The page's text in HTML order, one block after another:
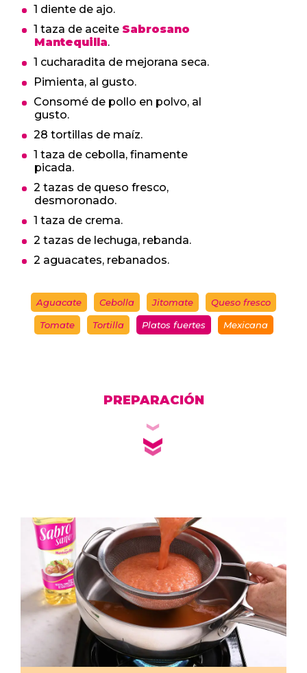
1 diente de ajo.
1 taza de aceite Sabrosano
Mantequilla.
1 cucharadita de mejorana seca.
Pimienta, al gusto.
Consomé de pollo en polvo, al
gusto.
28 tortillas de maíz.
1 taza de cebolla, finamente
picada.
2 tazas de queso fresco,
desmoronado.
1 taza de crema.
2 tazas de lechuga, rebanda.
2 aguacates, rebanados.
Aguacate Cebolla Jitomate Queso fresco
Tomate Tortilla Platos fuertes Mexicana
PREPARACIÓN